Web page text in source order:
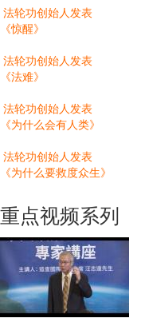
法轮功创始人发表
《惊醒》
法轮功创始人发表
《法难》
法轮功创始人发表
《为什么会有人类》
法轮功创始人发表
《为什么要救度众生》
重点视频系列